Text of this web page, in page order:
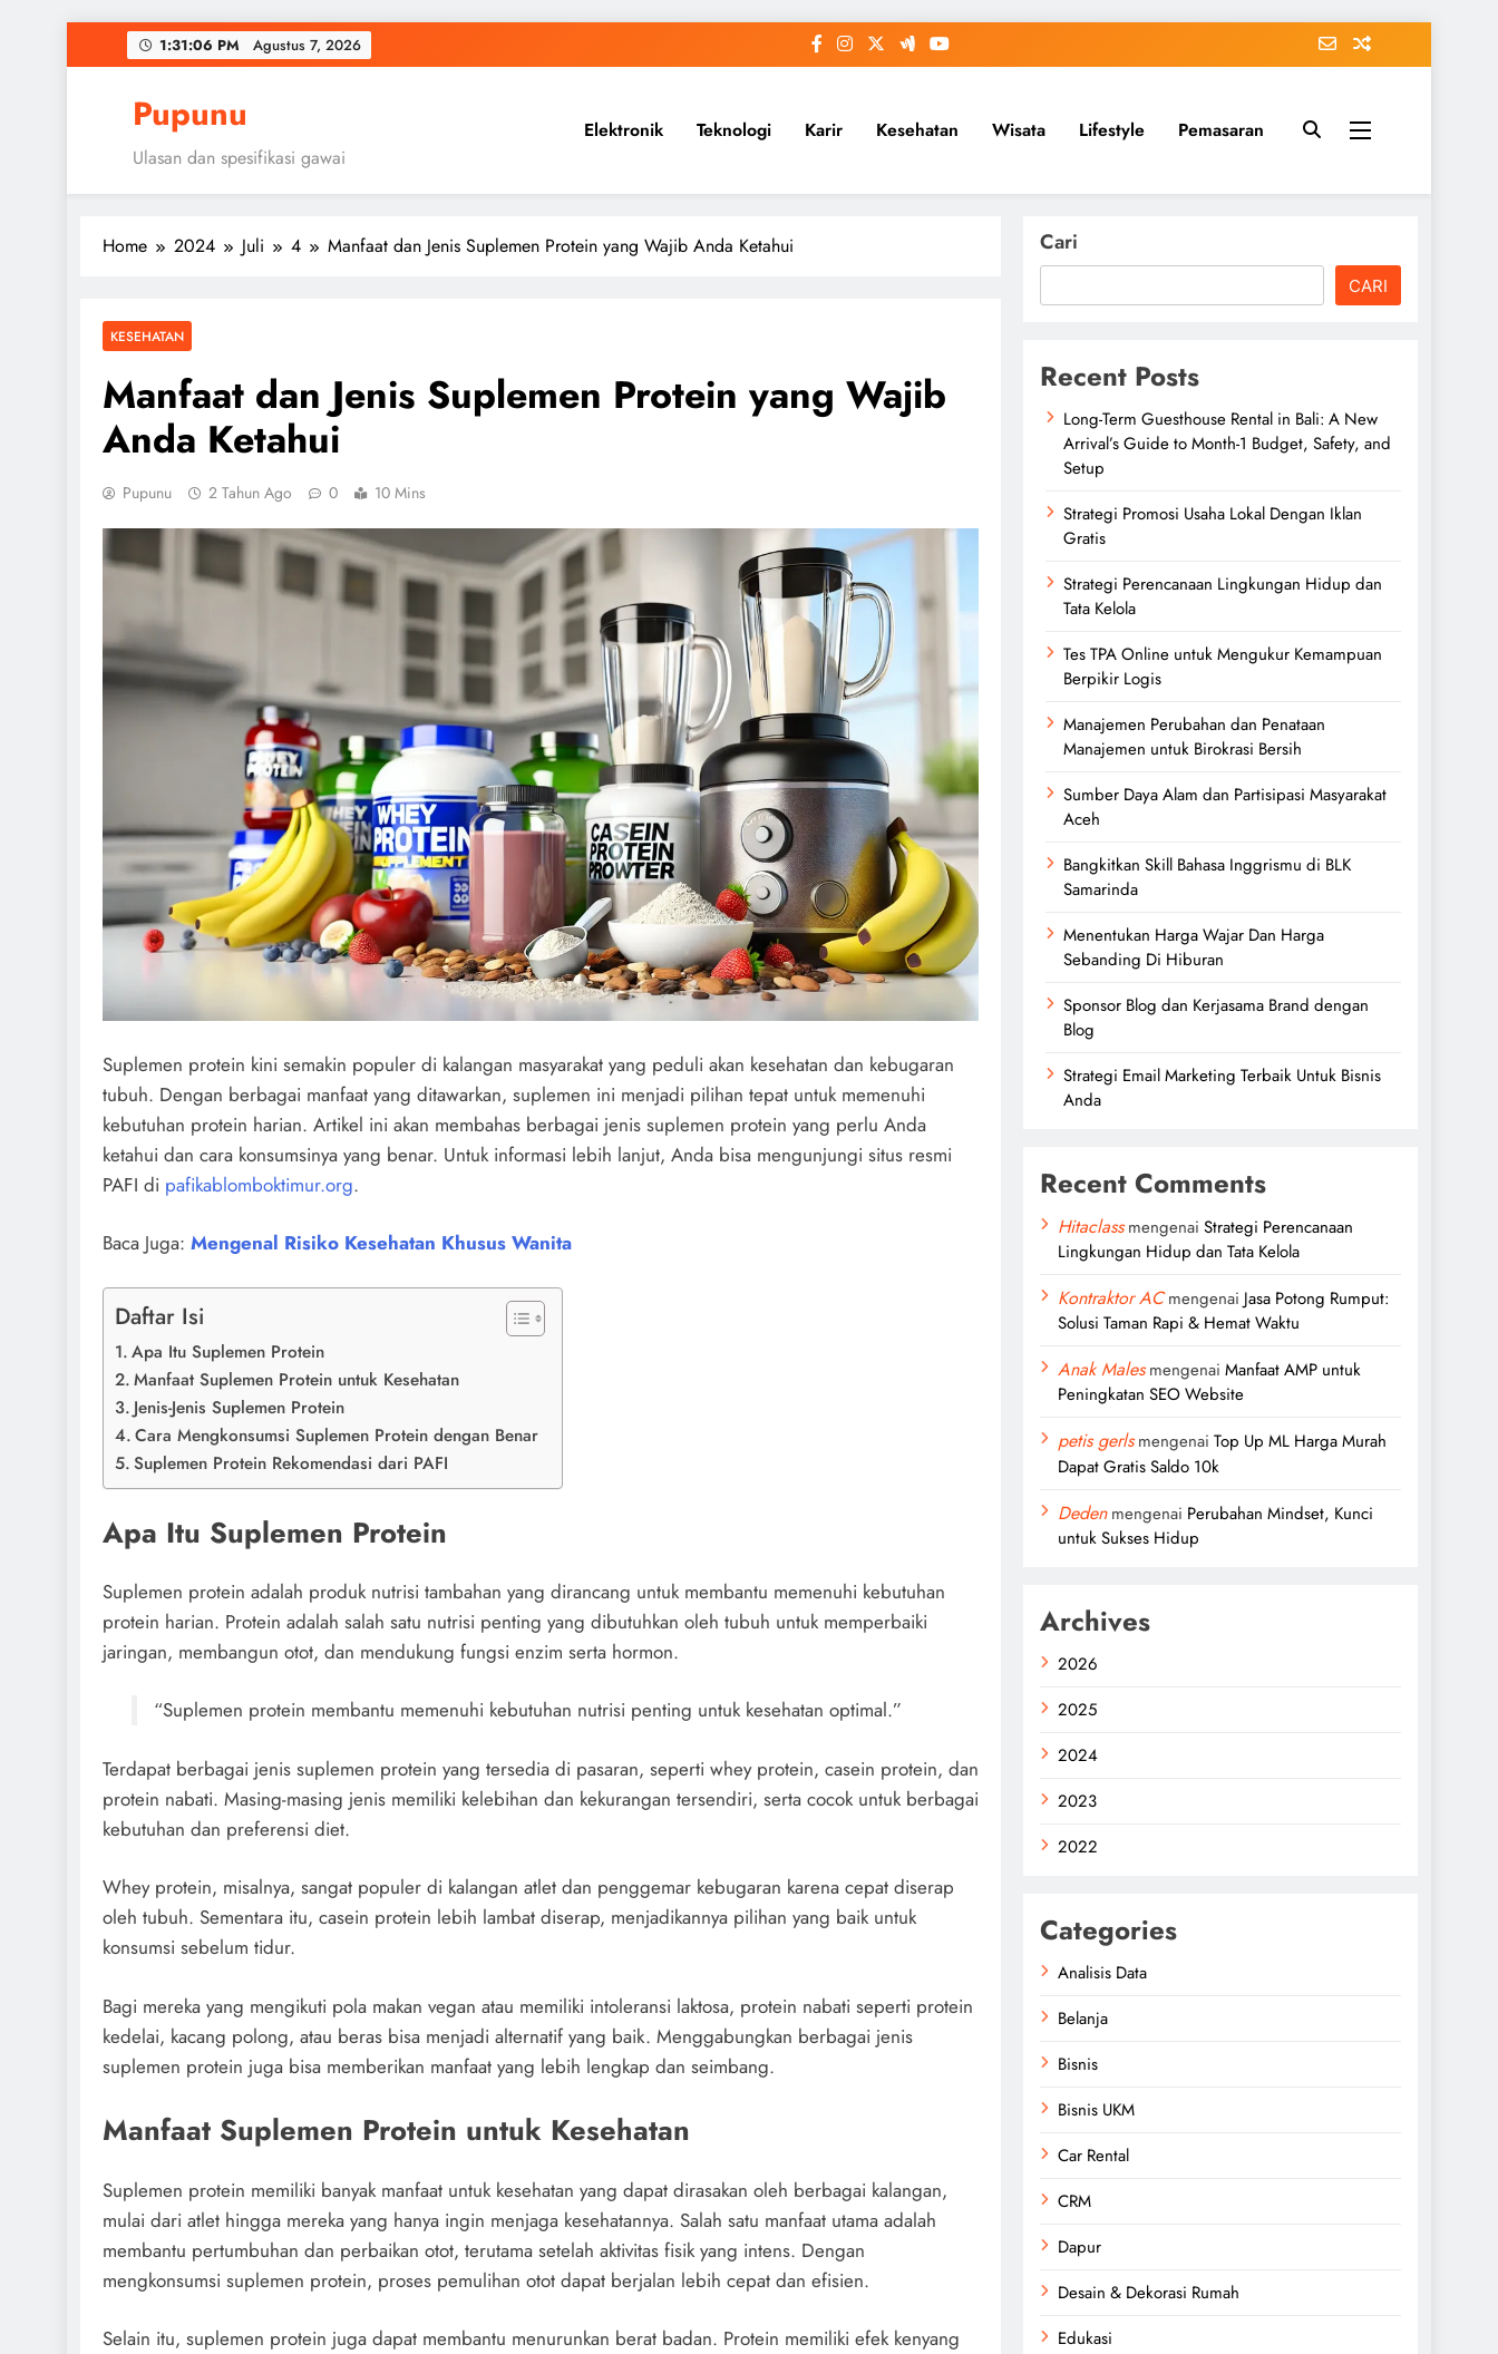
to
1:31:07 PM Agustus 7, 2026
Pupunu
Ulasan dan spesifikasi gawai
Elektronik Teknologi Karir Kesehatan Wisata Lifestyle Pemasaran
Home 2024 Juli 4 Manfaat dan Jenis Suplemen Protein yang Wajib Anda Ketahui
KESEHATAN
Manfaat dan Jenis Suplemen Protein yang Wajib
Anda Ketahui
Pupunu 2 Tahun Ago 0 10 Mins
Suplemen protein kini semakin populer di kalangan masyarakat yang peduli akan kesehatan dan kebugaran
tubuh. Dengan berbagai manfaat yang ditawarkan, suplemen ini menjadi pilihan tepat untuk memenuhi
kebutuhan protein harian. Artikel ini akan membahas berbagai jenis suplemen protein yang perlu Anda
ketahui dan cara konsumsinya yang benar. Untuk informasi lebih lanjut, Anda bisa mengunjungi situs resmi
PAFI di pafikablomboktimur.org.
Baca Juga: Mengenal Risiko Kesehatan Khusus Wanita
Daftar Isi
Apa Itu Suplemen Protein
Manfaat Suplemen Protein untuk Kesehatan
Jenis-Jenis Suplemen Protein
Cara Mengkonsumsi Suplemen Protein dengan Benar
Suplemen Protein Rekomendasi dari PAFI
Apa Itu Suplemen Protein
Suplemen protein adalah produk nutrisi tambahan yang dirancang untuk membantu memenuhi kebutuhan
protein harian. Protein adalah salah satu nutrisi penting yang dibutuhkan oleh tubuh untuk memperbaiki
jaringan, membangun otot, dan mendukung fungsi enzim serta hormon.
“Suplemen protein membantu memenuhi kebutuhan nutrisi penting untuk kesehatan optimal.”
Terdapat berbagai jenis suplemen protein yang tersedia di pasaran, seperti whey protein, casein protein, dan
protein nabati. Masing-masing jenis memiliki kelebihan dan kekurangan tersendiri, serta cocok untuk berbagai
kebutuhan dan preferensi diet.
Whey protein, misalnya, sangat populer di kalangan atlet dan penggemar kebugaran karena cepat diserap
oleh tubuh. Sementara itu, casein protein lebih lambat diserap, menjadikannya pilihan yang baik untuk
konsumsi sebelum tidur.
Bagi mereka yang mengikuti pola makan vegan atau memiliki intoleransi laktosa, protein nabati seperti protein
kedelai, kacang polong, atau beras bisa menjadi alternatif yang baik. Menggabungkan berbagai jenis
suplemen protein juga bisa memberikan manfaat yang lebih lengkap dan seimbang.
Manfaat Suplemen Protein untuk Kesehatan
Suplemen protein memiliki banyak manfaat untuk kesehatan yang dapat dirasakan oleh berbagai kalangan,
mulai dari atlet hingga mereka yang hanya ingin menjaga kesehatannya. Salah satu manfaat utama adalah
membantu pertumbuhan dan perbaikan otot, terutama setelah aktivitas fisik yang intens. Dengan
mengkonsumsi suplemen protein, proses pemulihan otot dapat berjalan lebih cepat dan efisien.
Selain itu, suplemen protein juga dapat membantu menurunkan berat badan. Protein memiliki efek kenyang
Cari
CARI
Recent Posts
Long-Term Guesthouse Rental in Bali: A New
Arrival’s Guide to Month-1 Budget, Safety, and
Setup
Strategi Promosi Usaha Lokal Dengan Iklan
Gratis
Strategi Perencanaan Lingkungan Hidup dan
Tata Kelola
Tes TPA Online untuk Mengukur Kemampuan
Berpikir Logis
Manajemen Perubahan dan Penataan
Manajemen untuk Birokrasi Bersih
Sumber Daya Alam dan Partisipasi Masyarakat
Aceh
Bangkitkan Skill Bahasa Inggrismu di BLK
Samarinda
Menentukan Harga Wajar Dan Harga
Sebanding Di Hiburan
Sponsor Blog dan Kerjasama Brand dengan
Blog
Strategi Email Marketing Terbaik Untuk Bisnis
Anda
Recent Comments
Hitaclassmengenai Strategi Perencanaan
Lingkungan Hidup dan Tata Kelola
Kontraktor ACmengenai Jasa Potong Rumput:
Solusi Taman Rapi & Hemat Waktu
Anak Malesmengenai Manfaat AMP untuk
Peningkatan SEO Website
petis gerlsmengenai Top Up ML Harga Murah
Dapat Gratis Saldo 10k
Dedenmengenai Perubahan Mindset, Kunci
untuk Sukses Hidup
Archives
2026
2025
2024
2023
2022
Categories
Analisis Data
Belanja
Bisnis
Bisnis UKM
Car Rental
CRM
Dapur
Desain & Dekorasi Rumah
Edukasi